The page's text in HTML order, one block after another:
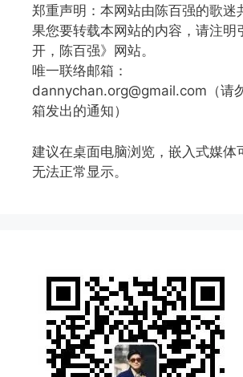
郑重声明：本网站由陈百强的歌迷
果您要转载本网站的内容，请注明
开，陈百强》网站。
唯一联络邮箱：
dannychan.org@gmail.com（请
箱发出的通知）
建议在桌面电脑浏览，嵌入式媒体
无法正常显示。